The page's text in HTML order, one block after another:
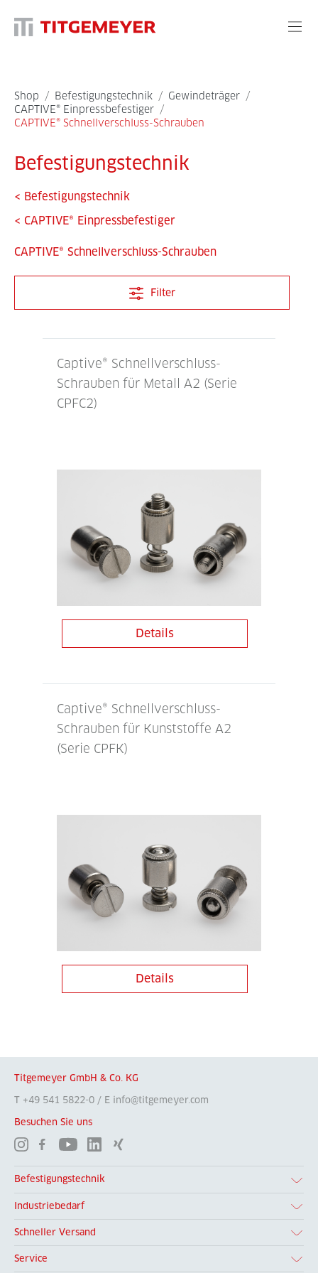
Shop / Befestigungstechnik / Gewindeträger /
CAPTIVE® Einpressbefestiger /
CAPTIVE® Schnellverschluss-Schrauben
Befestigungstechnik
< Befestigungstechnik
< CAPTIVE® Einpressbefestiger
CAPTIVE® Schnellverschluss-Schrauben
Filter
Captive® Schnellverschluss-
Schrauben für Metall A2 (Serie
CPFC2)
Details
Captive® Schnellverschluss-
Schrauben für Kunststoffe A2
(Serie CPFK)
Details
Titgemeyer GmbH & Co. KG
T +49 541 5822-0 / E info@titgemeyer.com
Besuchen Sie uns
Befestigungstechnik
Industriebedarf
Schneller Versand
Service